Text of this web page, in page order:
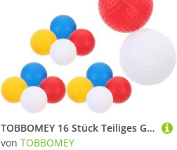
TOBBOMEY 16 Stück Teiliges Golf trainingsball Hohl Verschleißfest Weiß Gelb Blau Rot Hoher Elastizität für Jugendliche Fördert Genauigkeit Kraft und Muskelgedächtnis bei Golfübungen
von TOBBOMEY